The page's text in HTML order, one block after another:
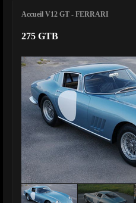
Accueil V12 GT - FERRARI
275 GTB